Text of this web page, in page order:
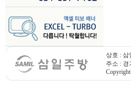
상호 : 삼
주소 : 경